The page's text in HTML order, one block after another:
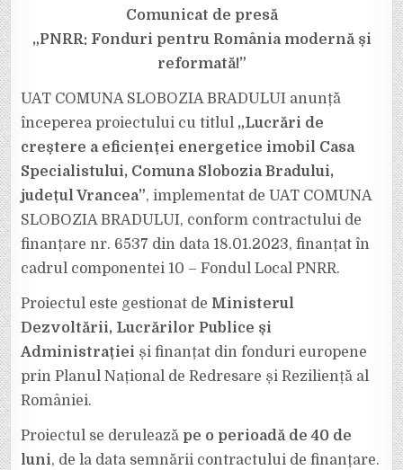
CREȘTERE
CASA
JUDEȚUL
Comunicat de presă
„PNRR: Fonduri pentru România modernă și
reformată!”
UAT COMUNA SLOBOZIA BRADULUI anunță
începerea proiectului cu titlul „Lucrări de
creștere a eficienței energetice imobil Casa
Specialistului, Comuna Slobozia Bradului,
județul Vrancea”, implementat de UAT COMUNA
SLOBOZIA BRADULUI, conform contractului de
finanțare nr. 6537 din data 18.01.2023, finanțat în
cadrul componentei 10 – Fondul Local PNRR.
Proiectul este gestionat de Ministerul
Dezvoltării, Lucrărilor Publice și
Administrației și finanțat din fonduri europene
prin Planul Național de Redresare și Reziliență al
României.
Proiectul se derulează pe o perioadă de 40 de
luni, de la data semnării contractului de finanțare.